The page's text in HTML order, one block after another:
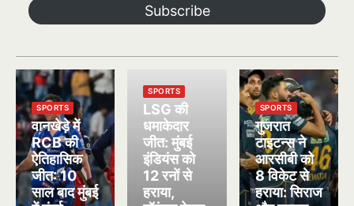
Subscribe
SPORTS
वानखेड़े में
RCB की
ऐतिहासिक
जीत: 10
साल बाद मुंबई
SPORTS
LSG की
धमाकेदार
जीत: मुंबई
इंडियंस को
12 रनों से
हराया,
SPORTS
गुजरात
टाइटन्स ने
आरसीबी को
8 विकेट से
हराया: सिराज